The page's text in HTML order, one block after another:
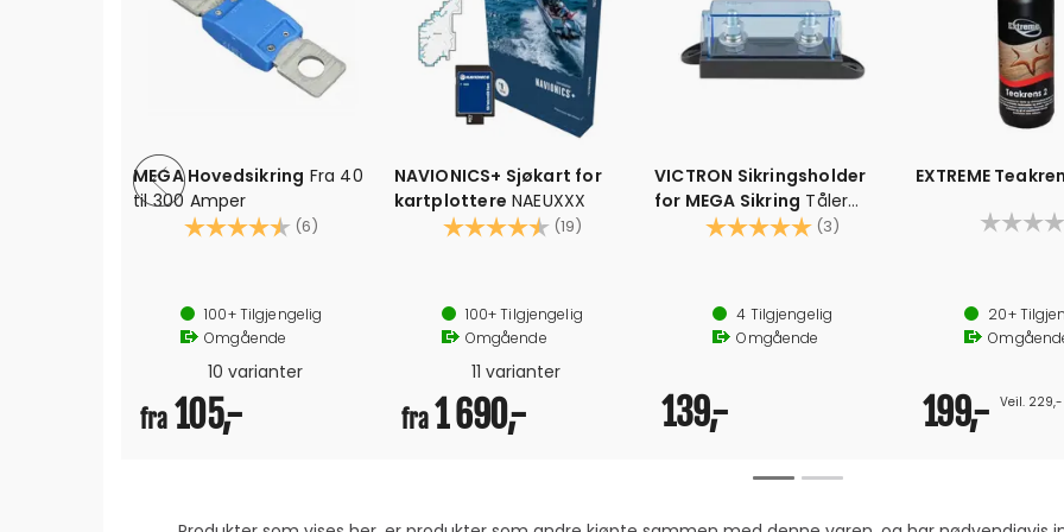
MEGA Hovedsikring Fra 40
til 300 Amper
Karakter:
(6) 4.5 av 5 mulige
100+Tilgjengelig
Omgående
10 varianter
fra 105,-
NAVIONICS+ Sjøkart for
kartplottere NAEUXXX
Karakter:
(19) 4.5 av 5 mulige
Passer Raymarine, Simrad, Lowrance, B&G, Humminbird
Inkluderer 1 år gratis oppdateringer
Leveres på MicroSD, med SD adapter (montert sammen)
Detaljert kart med basisfunksjoner og avansert autorouting
100+Tilgjengelig
Omgående
11 varianter
fra1 690,-
VICTRON Sikringsholder
for MEGA Sikring Tåler
inntil 500AKarakter: (3)
4 Tilgjengelig
Omgående
139,-
EXTREME
Løfter ikke trefibrene
Gir et enestående
20+
199,- Veil. 229,-